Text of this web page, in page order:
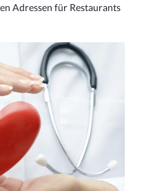
Adressen für Restaurants